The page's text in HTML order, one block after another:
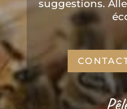
suggestions.